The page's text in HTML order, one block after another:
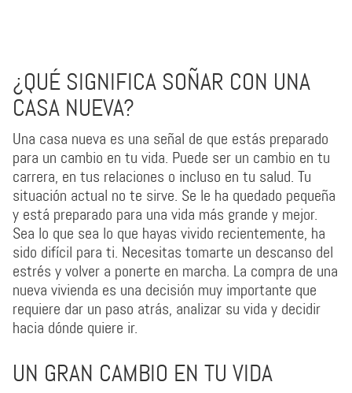
¿QUÉ SIGNIFICA SOÑAR CON UNA
CASA NUEVA?
Una casa nueva es una señal de que estás preparado
para un cambio en tu vida. Puede ser un cambio en tu
carrera, en tus relaciones o incluso en tu salud. Tu
situación actual no te sirve. Se le ha quedado pequeña
y está preparado para una vida más grande y mejor.
Sea lo que sea lo que hayas vivido recientemente, ha
sido difícil para ti. Necesitas tomarte un descanso del
estrés y volver a ponerte en marcha. La compra de una
nueva vivienda es una decisión muy importante que
requiere dar un paso atrás, analizar su vida y decidir
hacia dónde quiere ir.
UN GRAN CAMBIO EN TU VIDA